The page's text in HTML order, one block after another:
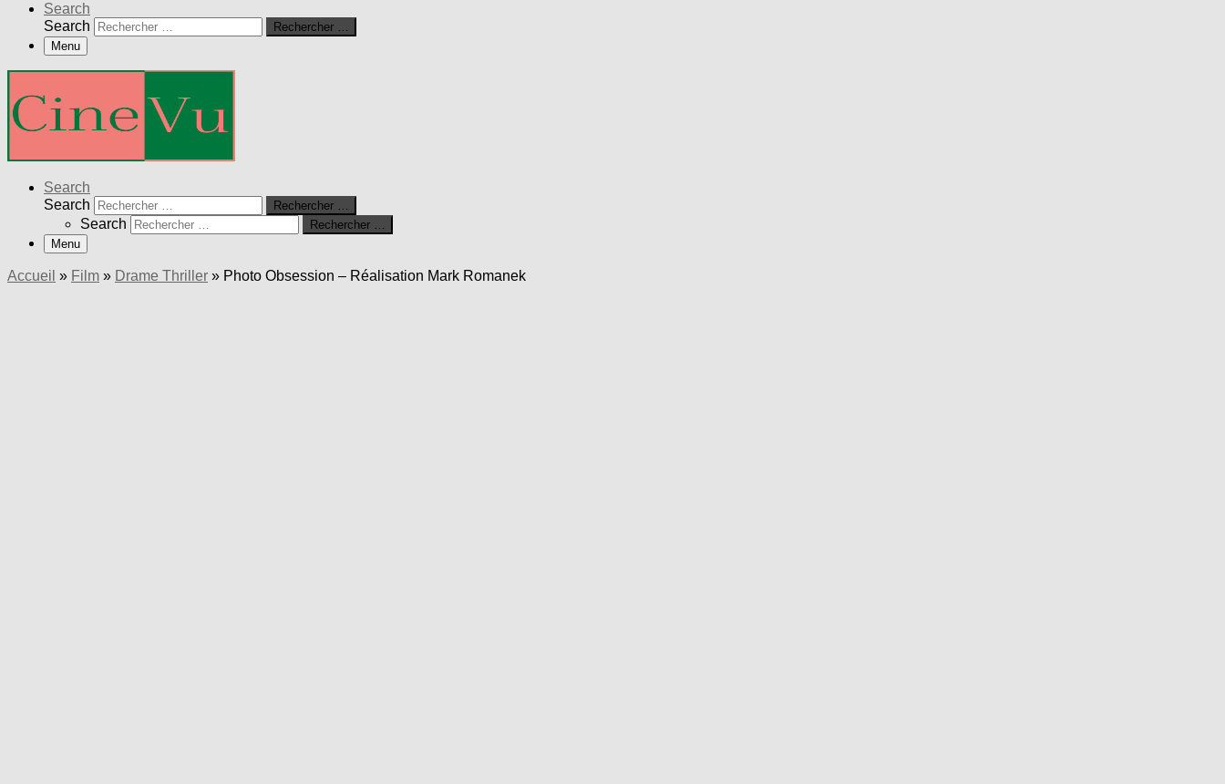
Search
Search
Rechercher …
Menu
Search
Search
Rechercher …
Search
Rechercher …
Menu
Accueil » Film » Drame Thriller » Photo Obsession – Réalisation Mark Romanek